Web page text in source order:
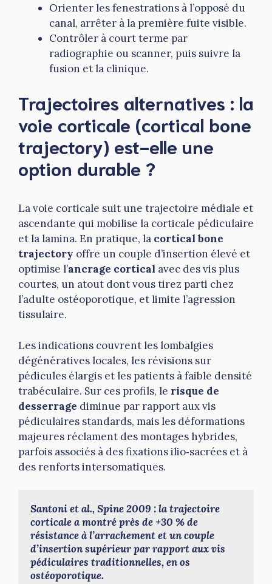
Orienter les fenestrations à l’opposé du
canal, arrêter à la première fuite visible.
Contrôler à court terme par
radiographie ou scanner, puis suivre la
fusion et la clinique.
Trajectoires alternatives : la
voie corticale (cortical bone
trajectory) est-elle une
option durable ?
La voie corticale suit une trajectoire médiale et
ascendante qui mobilise la corticale pédiculaire
et la lamina. En pratique, la cortical bone
trajectory offre un couple d’insertion élevé et
optimise l’ancrage cortical avec des vis plus
courtes, un atout dont vous tirez parti chez
l’adulte ostéoporotique, et limite l’agression
tissulaire.
Les indications couvrent les lombalgies
dégénératives locales, les révisions sur
pédicules élargis et les patients à faible densité
trabéculaire. Sur ces profils, le risque de
desserrage diminue par rapport aux vis
pédiculaires standards, mais les déformations
majeures réclament des montages hybrides,
parfois associés à des fixations ilio‑sacrées et à
des renforts intersomatiques.
Santoni et al., Spine 2009 : la trajectoire
corticale a montré près de +30 % de
résistance à l’arrachement et un couple
d’insertion supérieur par rapport aux vis
pédiculaires traditionnelles, en os
ostéoporotique.